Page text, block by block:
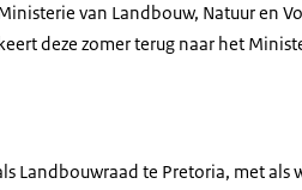
van Landbouw, Natuur en
deze zomer terug naar het
Landbouwraad te Pretoria, met